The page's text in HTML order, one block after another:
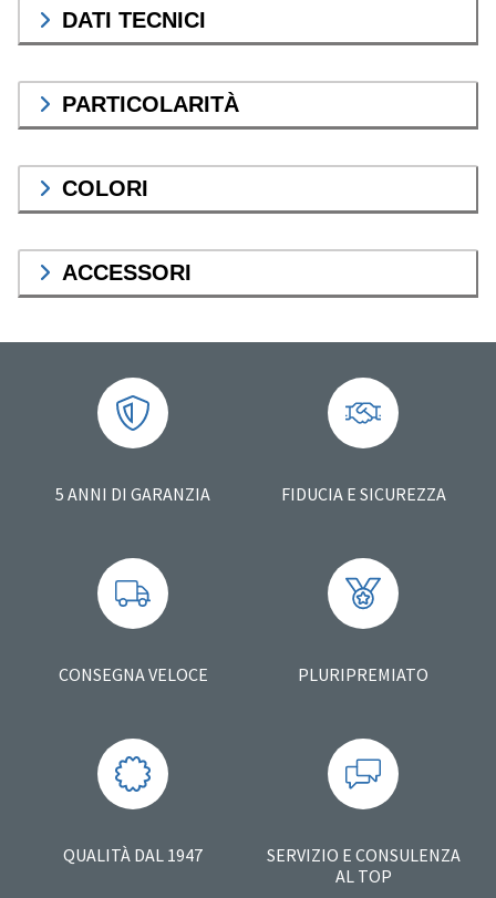
DATI TECNICI
PARTICOLARITÀ
COLORI
ACCESSORI
5 ANNI DI GARANZIA FIDUCIA E SICUREZZA
CONSEGNA VELOCE PLURIPREMIATO
QUALITÀ DAL 1947
SERVIZIO E CONSULENZA
AL TOP